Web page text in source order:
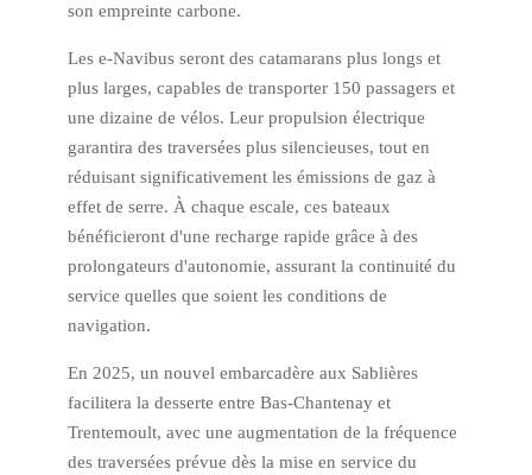
son empreinte carbone.
Les e-Navibus seront des catamarans plus longs et
plus larges, capables de transporter 150 passagers et
une dizaine de vélos. Leur propulsion électrique
garantira des traversées plus silencieuses, tout en
réduisant significativement les émissions de gaz à
effet de serre. À chaque escale, ces bateaux
bénéficieront d'une recharge rapide grâce à des
prolongateurs d'autonomie, assurant la continuité du
service quelles que soient les conditions de
navigation.
En 2025, un nouvel embarcadère aux Sablières
facilitera la desserte entre Bas-Chantenay et
Trentemoult, avec une augmentation de la fréquence
des traversées prévue dès la mise en service du